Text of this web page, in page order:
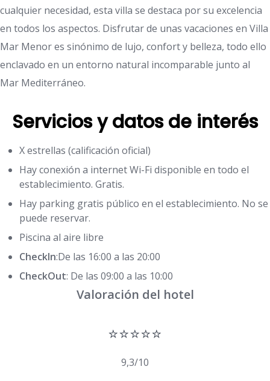
cualquier necesidad, esta villa se destaca por su excelencia
en todos los aspectos. Disfrutar de unas vacaciones en Villa
Mar Menor es sinónimo de lujo, confort y belleza, todo ello
enclavado en un entorno natural incomparable junto al
Mar Mediterráneo.
Servicios y datos de interés
X estrellas (calificación oficial)
Hay conexión a internet Wi-Fi disponible en todo el
establecimiento. Gratis.
Hay parking gratis público en el establecimiento. No se
puede reservar.
Piscina al aire libre
CheckIn:De las 16:00 a las 20:00
CheckOut: De las 09:00 a las 10:00
Valoración del hotel
⭐⭐⭐⭐⭐
9,3/10